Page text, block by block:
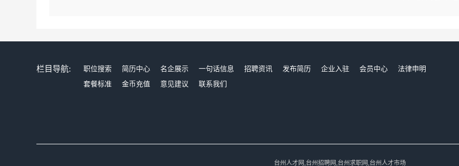
栏目导航: 职位搜索 简历中心 名企展示 一句话信息 招聘资讯 发布简历 企业入驻 会员中心
法律申明
套餐标准
金币充值 意见建议 联系我们
台州人才网,台州招聘网,台州求职网,台州人才市场